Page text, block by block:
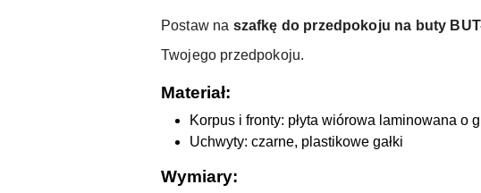
Postaw na szafkę do przedpokoju na buty
Twojego przedpokoju.
Materiał:
Korpus i fronty: płyta wiórowa laminowana o
Uchwyty: czarne, plastikowe gałki
Wymiary: